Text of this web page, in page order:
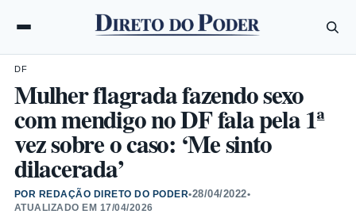
DF
Mulher flagrada fazendo sexo
com mendigo no DF fala pela 1ª
vez sobre o caso: ‘Me sinto
dilacerada’
POR REDAÇÃO DIRETO DO PODER•28/04/2022•
ATUALIZADO EM 17/04/2026